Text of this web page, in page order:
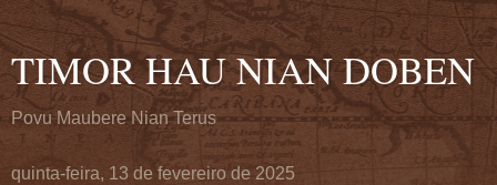
TIMOR HAU NIAN DOBEN
Povu Maubere Nian Terus
quinta-feira, 13 de fevereiro de 2025